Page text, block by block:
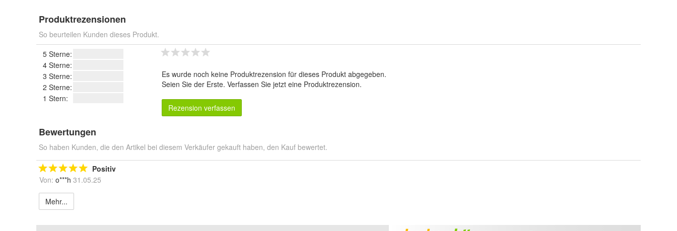
Produktrezensionen
So beurteilen Kunden dieses Produkt.
5 Sterne:
4 Sterne:
3 Sterne:
2 Sterne:
1 Stern:
Es wurde noch keine Produktrezension für dieses Produkt abgegeben.
Seien Sie der Erste. Verfassen Sie jetzt eine Produktrezension.
Rezension verfassen
Bewertungen
So haben Kunden, die den Artikel bei diesem Verkäufer gekauft haben, den Kauf bewertet.
Positiv
Von: o***h 31.05.25
Mehr...